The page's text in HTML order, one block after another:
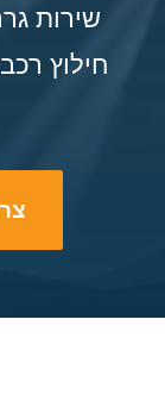
שירות
צרו